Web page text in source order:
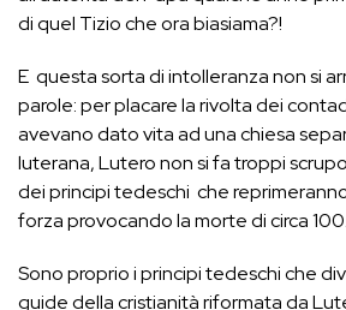
di quel Tizio che ora biasiama?!
E questa sorta di intolleranza non si
parole: per placare la rivolta dei
avevano dato vita ad una chiesa
luterana, Lutero non si fa troppi
dei principi tedeschi che
forza provocando la morte di circa
Sono proprio i principi tedeschi che
guide della cristianità riformata da